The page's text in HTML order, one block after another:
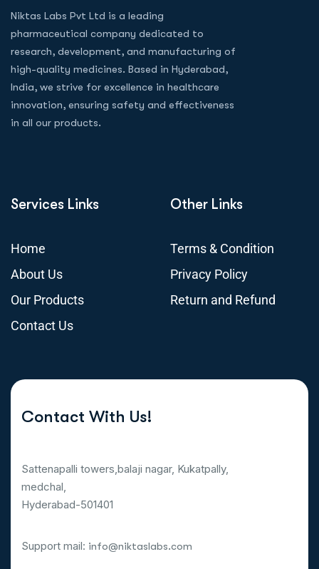
Niktas Labs Pvt Ltd is a leading
pharmaceutical company dedicated to
research, development, and manufacturing of
high-quality medicines. Based in Hyderabad,
India, we strive for excellence in healthcare
innovation, ensuring safety and effectiveness
in all our products.
Services Links
Home
About Us
Our Products
Contact Us
Other Links
Terms & Condition
Privacy Policy
Return and Refund
Contact With Us!
Sattenapalli towers,balaji nagar, Kukatpally,
medchal,
Hyderabad-501401
Support mail: info@niktaslabs.com